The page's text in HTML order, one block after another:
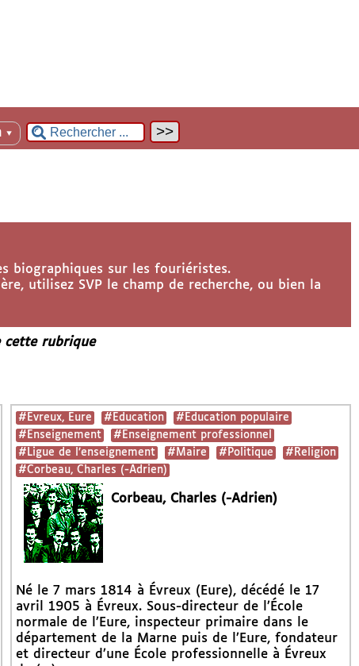
▼
biographiques sur les fouriéristes.
utilisez SVP le champ de recherche, ou bien la
cette rubrique
#Évreux, Eure #Education
#Education populaire
#Enseignement
#Enseignement professionnel
#Ligue de l’enseignement
#Maire #Politique
#Religion
#Corbeau, Charles (-Adrien)
Corbeau, Charles (-Adrien)
Né le 7 mars 1814 à Évreux (Eure), décédé le 17
avril 1905 à Évreux. Sous-directeur de l’École
normale de l’Eure, inspecteur primaire dans le
département de la Marne puis de l’Eure, fondateur
et directeur d’une École professionnelle à Évreux